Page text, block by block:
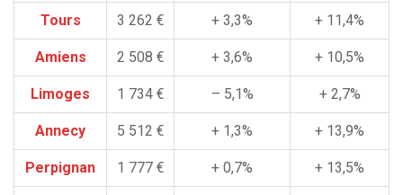
Tours 3 262 € + 3,3% + 11,4%
Amiens 2 508 € + 3,6% + 10,5%
Limoges 1 734 € – 5,1% + 2,7%
Annecy 5 512 € + 1,3% + 13,9%
Perpignan 1 777 € + 0,7% + 13,5%